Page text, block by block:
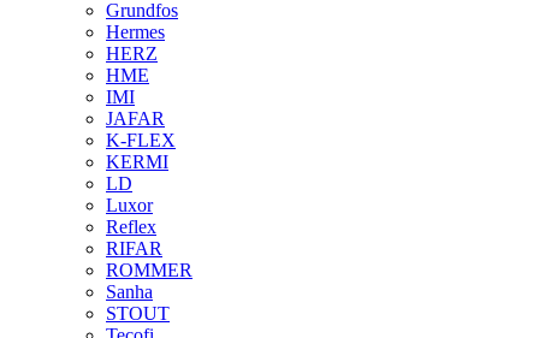
Grundfos
Hermes
HERZ
HME
IMI
JAFAR
K-FLEX
KERMI
LD
Luxor
Reflex
RIFAR
ROMMER
Sanha
STOUT